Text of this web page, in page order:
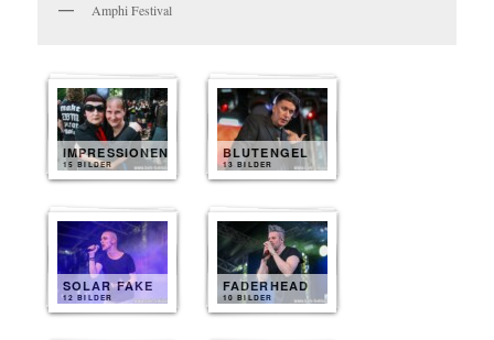
Amphi Festival
IMPRESSIONEN
15 BILDER
BLUTENGEL
13 BILDER
SOLAR FAKE
12 BILDER
FADERHEAD
10 BILDER